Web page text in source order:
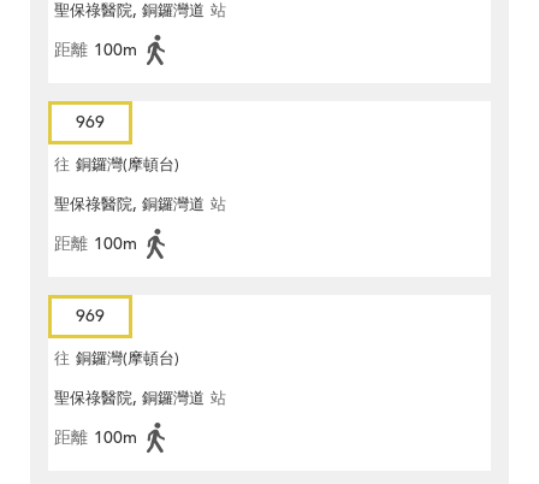
聖保祿醫院, 銅鑼灣道 站
距離 100m
969
往 銅鑼灣(摩頓台)
聖保祿醫院, 銅鑼灣道 站
距離 100m
969
往 銅鑼灣(摩頓台)
聖保祿醫院, 銅鑼灣道 站
距離 100m